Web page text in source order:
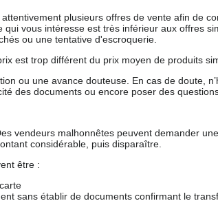
plusieurs offres de vente afin de
qui vous intéresse est très inférieur aux offres
ou une tentative d'escroquerie.
est trop différent du prix moyen de produits
ou une avance douteuse. En cas de doute,
des documents ou encore poser des
vendeurs malhonnêtes peuvent demander
considérable, puis disparaître.
être :
sans établir de documents confirmant le